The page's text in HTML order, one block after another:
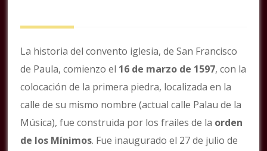
La historia del convento iglesia, de San Francisco
de Paula, comienzo el 16 de marzo de 1597, con la
colocación de la primera piedra, localizada en la
calle de su mismo nombre (actual calle Palau de la
Música), fue construida por los frailes de la orden
de los Mínimos. Fue inaugurado el 27 de julio de